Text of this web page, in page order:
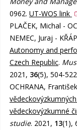
0962. UT-WOS link
PLAČEK, Michal -
NEMEC, Juraj -
Autonomy and
Czech Republic.
2021, 36(5), 504-
OCHRANA,
vědeckovýzkumné
studie. 2021, 13(1),